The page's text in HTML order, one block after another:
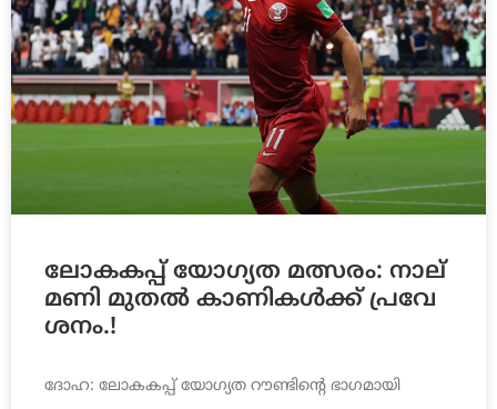
ലോ​ക​ക​പ്പ് യോ​ഗ്യ​ത മത്സരം: നാ​ല്
മണി മു​ത​ൽ കാ​ണി​ക​ൾ​ക്ക് പ്ര​വേ​
ശ​നം.!
ദോഹ: ലോകകപ്പ് യോഗ്യത റൗണ്ടിന്റെ ഭാഗമായി